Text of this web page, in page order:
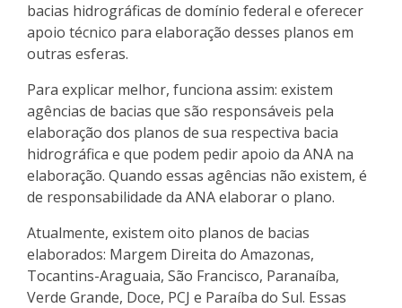
bacias hidrográficas de domínio federal e oferecer
apoio técnico para elaboração desses planos em
outras esferas.
Para explicar melhor, funciona assim: existem
agências de bacias que são responsáveis pela
elaboração dos planos de sua respectiva bacia
hidrográfica e que podem pedir apoio da ANA na
elaboração. Quando essas agências não existem, é
de responsabilidade da ANA elaborar o plano.
Atualmente, existem oito planos de bacias
elaborados: Margem Direita do Amazonas,
Tocantins-Araguaia, São Francisco, Paranaíba,
Verde Grande, Doce, PCJ e Paraíba do Sul. Essas